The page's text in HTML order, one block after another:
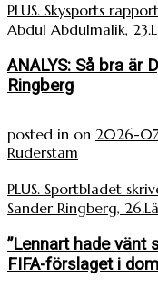
PLUS. Skysports
Abdul Abdulmalik, 23.
ANALYS: Så bra är
Ringberg
posted in on 2026-
Ruderstam
PLUS. Sportbladet
Sander Ringberg, 26.
”Lennart hade vänt
FIFA-förslaget i